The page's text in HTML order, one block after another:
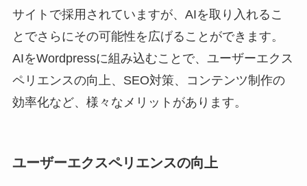
サイトで採用されていますが、AIを取り入れるこ
とでさらにその可能性を広げることができます。
AIをWordpressに組み込むことで、ユーザーエクス
ペリエンスの向上、SEO対策、コンテンツ制作の
効率化など、様々なメリットがあります。
ユーザーエクスペリエンスの向上